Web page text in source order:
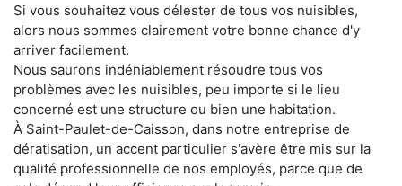
Si vous souhaitez vous délester de tous vos nuisibles,
alors nous sommes clairement votre bonne chance d'y
arriver facilement.
Nous saurons indéniablement résoudre tous vos
problèmes avec les nuisibles, peu importe si le lieu
concerné est une structure ou bien une habitation.
À Saint-Paulet-de-Caisson, dans notre entreprise de
dératisation, un accent particulier s'avère être mis sur la
qualité professionnelle de nos employés, parce que de